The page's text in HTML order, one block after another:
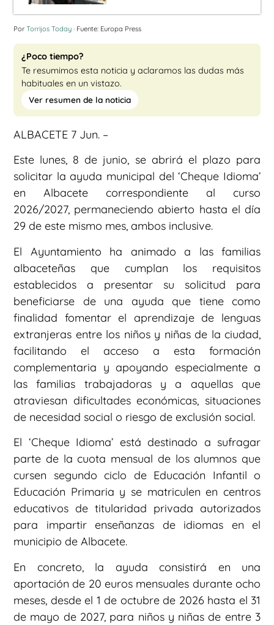
Por Torrijos Today · Fuente: Europa Press
¿Poco tiempo?
Te resumimos esta noticia y aclaramos las dudas más
habituales en un vistazo.
Ver resumen de la noticia
ALBACETE 7 Jun. –
Este lunes, 8 de junio, se abrirá el plazo para
solicitar la ayuda municipal del ‘Cheque Idioma’
en Albacete correspondiente al curso
2026/2027, permaneciendo abierto hasta el día
29 de este mismo mes, ambos inclusive.
El Ayuntamiento ha animado a las familias
albaceteñas que cumplan los requisitos
establecidos a presentar su solicitud para
beneficiarse de una ayuda que tiene como
finalidad fomentar el aprendizaje de lenguas
extranjeras entre los niños y niñas de la ciudad,
facilitando el acceso a esta formación
complementaria y apoyando especialmente a
las familias trabajadoras y a aquellas que
atraviesan dificultades económicas, situaciones
de necesidad social o riesgo de exclusión social.
El ‘Cheque Idioma’ está destinado a sufragar
parte de la cuota mensual de los alumnos que
cursen segundo ciclo de Educación Infantil o
Educación Primaria y se matriculen en centros
educativos de titularidad privada autorizados
para impartir enseñanzas de idiomas en el
municipio de Albacete.
En concreto, la ayuda consistirá en una
aportación de 20 euros mensuales durante ocho
meses, desde el 1 de octubre de 2026 hasta el 31
de mayo de 2027, para niños y niñas de entre 3